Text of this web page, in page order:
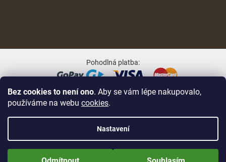
Bez cookies to není ono. Aby se vám lépe nakupovalo,
používáme na webu cookies.
Nastavení
Nově zaregistrované zákazníci obdrží slevu 5% hned po prvním
přihlášení! Sleva se nevztahuje na jíž zlevněné zboží! Přejeme Vám
Pohodlná platba:
Oblíbené způsoby dopravy:
Lukáš Dubina